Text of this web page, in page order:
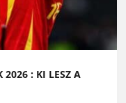
2026 : KI LESZ A